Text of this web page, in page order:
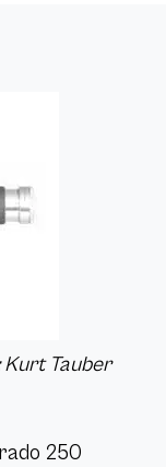
Kurt Tauber
250